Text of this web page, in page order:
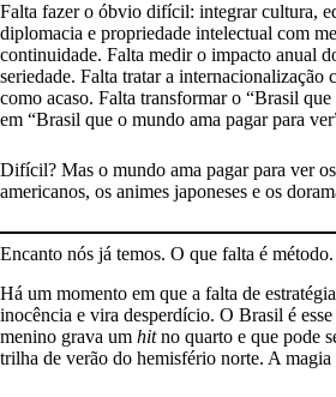
Falta fazer o óbvio difícil: integrar cultura,
diplomacia e propriedade intelectual com
continuidade. Falta medir o impacto anual
seriedade. Falta tratar a internacionalização
como acaso. Falta transformar o “Brasil
em “Brasil que o mundo ama pagar para
Difícil? Mas o mundo ama pagar para ver
americanos, os animes japoneses e os
Encanto nós já temos. O que falta é método.
Há um momento em que a falta de
inocência e vira desperdício. O Brasil é
menino grava um hitno quarto e que pode
trilha de verão do hemisfério norte. A magia